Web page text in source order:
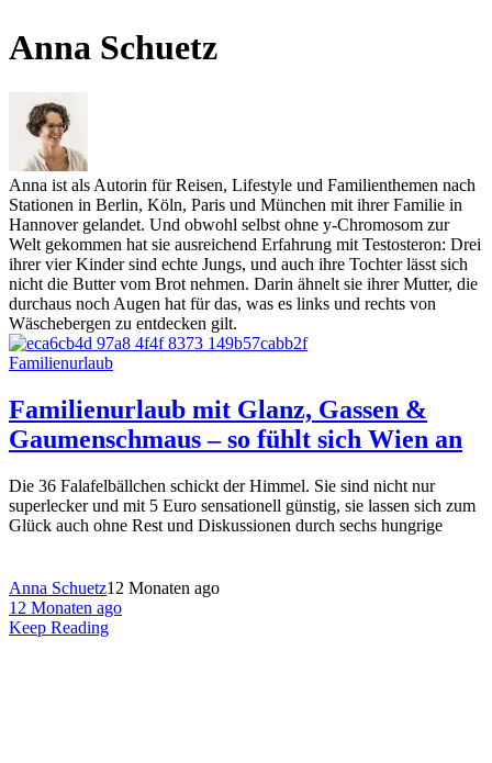
Anna Schuetz
Anna ist als Autorin für Reisen, Lifestyle und Familienthemen nach
Stationen in Berlin, Köln, Paris und München mit ihrer Familie in
Hannover gelandet. Und obwohl selbst ohne y-Chromosom zur
Welt gekommen hat sie ausreichend Erfahrung mit Testosteron: Drei
ihrer vier Kinder sind echte Jungs, und auch ihre Tochter lässt sich
nicht die Butter vom Brot nehmen. Darin ähnelt sie ihrer Mutter, die
durchaus noch Augen hat für das, was es links und rechts von
Wäschebergen zu entdecken gilt.
Familienurlaub
Familienurlaub mit Glanz, Gassen &
Gaumenschmaus – so fühlt sich Wien an
Die 36 Falafelbällchen schickt der Himmel. Sie sind nicht nur
superlecker und mit 5 Euro sensationell günstig, sie lassen sich zum
Glück auch ohne Rest und Diskussionen durch sechs hungrige
Anna Schuetz12 Monaten ago
12 Monaten ago
Keep Reading